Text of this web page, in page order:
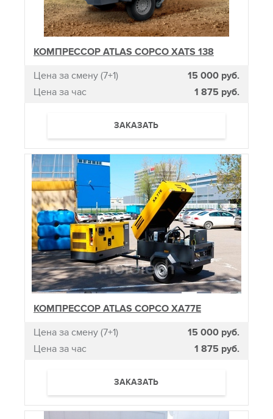
КОМПРЕССОР ATLAS COPCO XATS 138
Цена за смену (7+1)
15 000 руб.
Цена за час
1 875 руб.
ЗАКАЗАТЬ
КОМПРЕССОР ATLAS COPCO XA77E
Цена за смену (7+1)
15 000 руб.
Цена за час
1 875 руб.
ЗАКАЗАТЬ